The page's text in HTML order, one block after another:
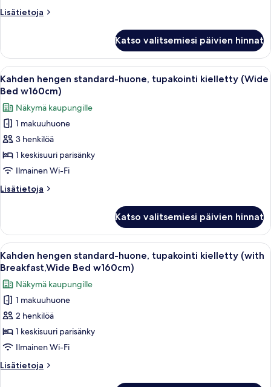
Ghidorah)
Lisätietoja
Lisätietoja
kielletty
(Godzilla
vs.
King
Katso valitsemiesi päivien hinnat
Avaa
kaikki
huonetyypin
Kahden
hengen
standard-
huone,
tupakointi
kielletty
(Wide
w160cm)
kuvat
Moderni hotellihuone, jossa on
5
Kahden hengen standard-huone, tupakointi kielletty (Wide
Bed w160cm)
Näkymä kaupungille
1 makuuhuone
3 henkilöä
1 keskisuuri parisänky
Ilmainen Wi-Fi
Lisätietoja
Lisätietoja
standard-
huone,
tupakointi
kielletty
Bed
w160cm)
Katso valitsemiesi päivien hinnat
Avaa
kaikki
huonetyypin
Kahden
hengen
standard-
huone,
tupakointi
kielletty
(with
Moderni hotellihuone, jossa on
5
Kahden hengen standard-huone, tupakointi kielletty (with
Breakfast,Wide Bed w160cm)
Näkymä kaupungille
1 makuuhuone
2 henkilöä
1 keskisuuri parisänky
Ilmainen Wi-Fi
Lisätietoja
Lisätietoja